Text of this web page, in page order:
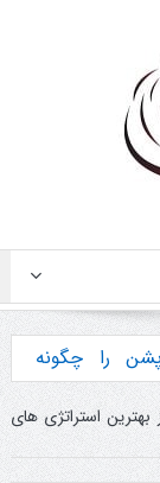
را چگونه
پکیج آموزش
بهترین استراتژی های